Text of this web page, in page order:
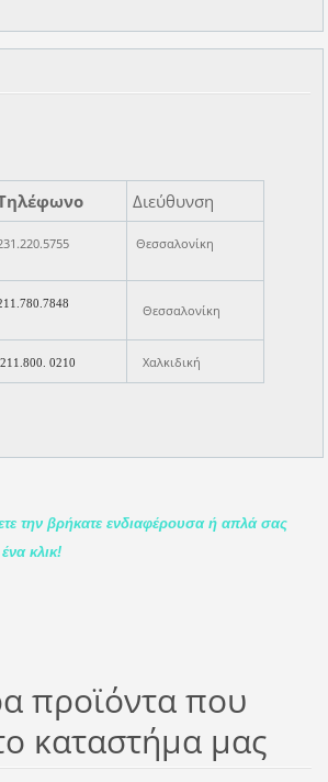
Διεύθυνση
Θεσσαλονίκη
Θεσσαλονίκη
211.800. 0210 Χαλκιδική
την βρήκατε ενδιαφέρουσα ή απλά σας
κλικ!
προϊόντα που
καταστήμα μας